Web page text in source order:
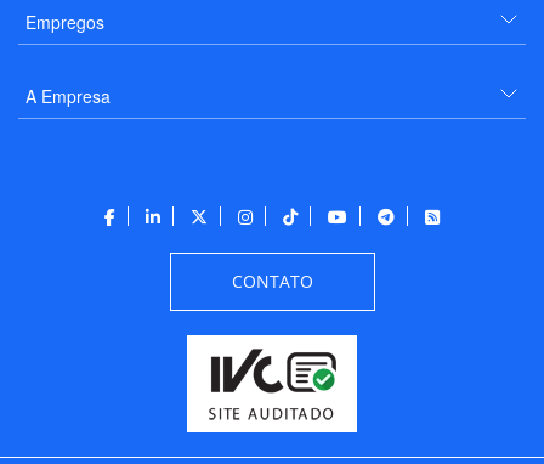
Empregos
A Empresa
CONTATO